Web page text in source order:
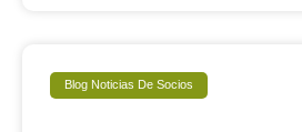
Blog Noticias De Socios